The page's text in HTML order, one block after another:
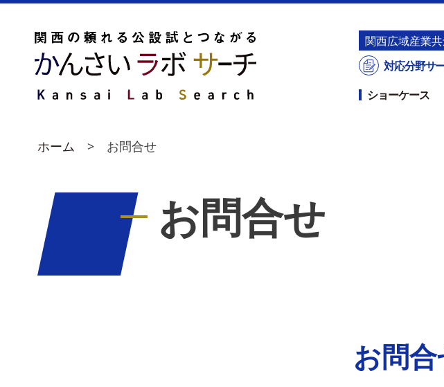
関⻄広域産業
対応分野サ
ショーケース
ホーム お問合せ
お問合せ
お問